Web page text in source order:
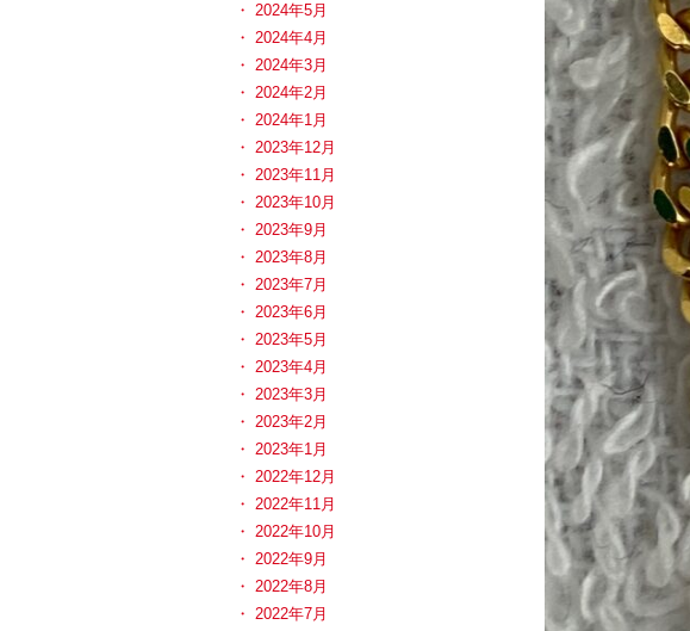
2024年5月
2024年4月
2024年3月
2024年2月
2024年1月
2023年12月
2023年11月
2023年10月
2023年9月
2023年8月
2023年7月
2023年6月
2023年5月
2023年4月
2023年3月
2023年2月
2023年1月
2022年12月
2022年11月
2022年10月
2022年9月
2022年8月
2022年7月